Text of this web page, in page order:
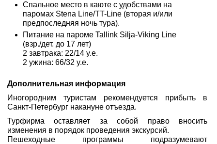
Спальное место в каюте с удобствами на
паромах Stena Line/TT-Line (вторая и/или
предпоследняя ночь тура).
Питание на пароме Tallink Silja-Viking Line
(взр./дет. до 17 лет)
2 завтрака: 22/14 y.e.
2 ужина: 66/32 y.e.
Дополнительная информация
Иногородним туристам рекомендуется прибыть в
Санкт-Петербург накануне отъезда.
Турфирма оставляет за собой право вносить
изменения в порядок проведения экскурсий.
Пешеходные программы подразумевают